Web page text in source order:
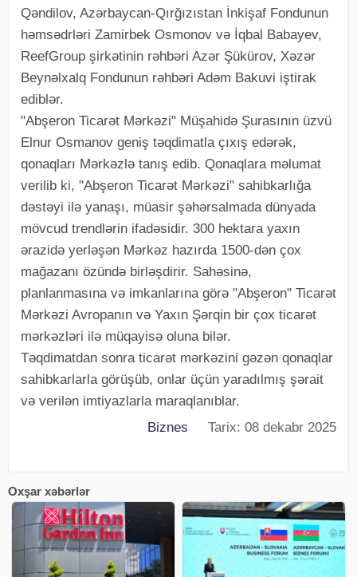
Qəndilov, Azərbaycan-Qırğızıstan İnkişaf Fondunun
həmsədrləri Zamirbek Osmonov və İqbal Babayev,
ReefGroup şirkətinin rəhbəri Azər Şükürov, Xəzər
Beynəlxalq Fondunun rəhbəri Adəm Bakuvi iştirak
ediblər.
"Abşeron Ticarət Mərkəzi" Müşahidə Şurasının üzvü
Elnur Osmanov geniş təqdimatla çıxış edərək,
qonaqları Mərkəzlə tanış edib. Qonaqlara məlumat
verilib ki, "Abşeron Ticarət Mərkəzi" sahibkarlığa
dəstəyi ilə yanaşı, müasir şəhərsalmada dünyada
mövcud trendlərin ifadəsidir. 300 hektara yaxın
ərazidə yerləşən Mərkəz hazırda 1500-dən çox
mağazanı özündə birləşdirir. Sahəsinə,
planlanmasına və imkanlarına görə "Abşeron" Ticarət
Mərkəzi Avropanın və Yaxın Şərqin bir çox ticarət
mərkəzləri ilə müqayisə oluna bilər.
Təqdimatdan sonra ticarət mərkəzini gəzən qonaqlar
sahibkarlarla görüşüb, onlar üçün yaradılmış şərait
və verilən imtiyazlarla maraqlanıblar.
Biznes Tarix: 08 dekabr 2025
Oxşar xəbərlər